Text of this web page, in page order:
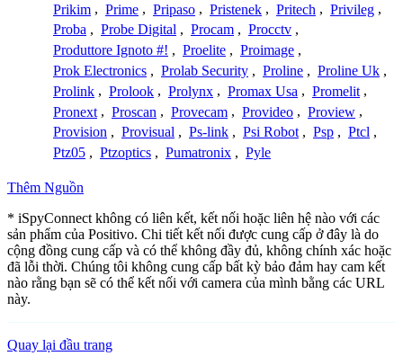
Prikim , Prime , Pripaso , Pristenek , Pritech , Privileg ,
Proba , Probe Digital , Procam , Procctv ,
Produttore Ignoto #! , Proelite , Proimage ,
Prok Electronics , Prolab Security , Proline , Proline Uk ,
Prolink , Prolook , Prolynx , Promax Usa , Promelit ,
Pronext , Proscan , Provecam , Provideo , Proview ,
Provision , Provisual , Ps-link , Psi Robot , Psp , Ptcl ,
Ptz05 , Ptzoptics , Pumatronix , Pyle
Thêm Nguồn
* iSpyConnect không có liên kết, kết nối hoặc liên hệ nào với các
sản phẩm của Positivo. Chi tiết kết nối được cung cấp ở đây là do
cộng đồng cung cấp và có thể không đầy đủ, không chính xác hoặc
đã lỗi thời. Chúng tôi không cung cấp bất kỳ bảo đảm hay cam kết
nào rằng bạn sẽ có thể kết nối với camera của mình bằng các URL
này.
Quay lại đầu trang